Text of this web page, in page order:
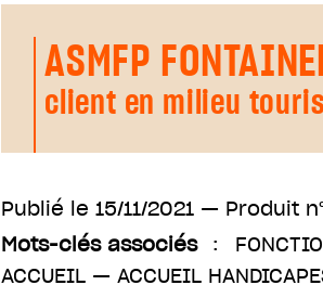
ASMFP
client en milieu
Publié le 15/11/2021 — Produit
Mots-clés associés:
ACCUEIL — ACCUEIL